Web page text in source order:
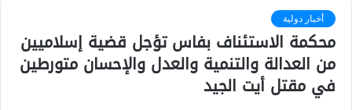
أخبار دولية
محكمة الاستئناف بفاس تؤجل قضية إسلاميين
من العدالة والتنمية والعدل والإحسان متورطين
في مقتل أيت الجيد